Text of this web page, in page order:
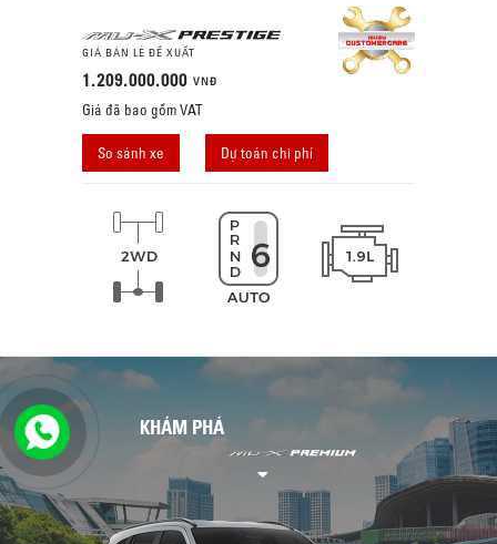
GIÁ BÁN LẺ ĐỀ XUẤT
1.209.000.000 VNĐ
Giá đã bao gồm VAT
So sánh xe Dự toán chi phí
KHÁM PHÁ